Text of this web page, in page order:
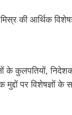
की आर्थिक
कुलपतियों,
मुद्दों पर विशेषज्ञों के